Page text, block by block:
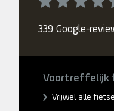
339 Google-
Voortreffelijk
Vrijwel alle